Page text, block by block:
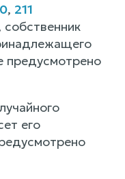
, 211
собственник
предусмотрено
его